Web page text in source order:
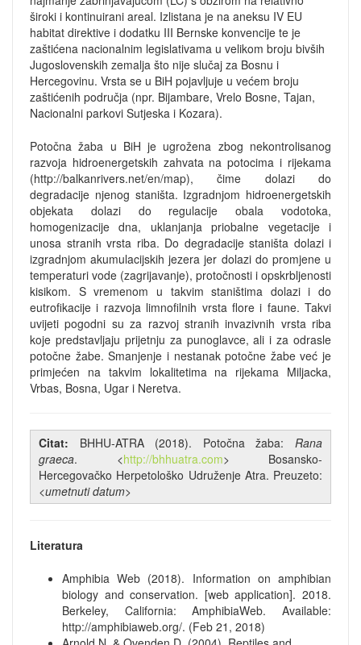
široki i kontinuirani areal. Izlistana je na aneksu IV EU
habitat direktive i dodatku III Bernske konvencije te je
zaštićena nacionalnim legislativama u velikom broju bivših
Jugoslovenskih zemalja što nije slučaj za Bosnu i
Hercegovinu. Vrsta se u BiH pojavljuje u većem broju
zaštićenih područja (npr. Bijambare, Vrelo Bosne, Tajan,
Nacionalni parkovi Sutjeska i Kozara).
Potočna žaba u BiH je ugrožena zbog nekontrolisanog
razvoja hidroenergetskih zahvata na potocima i rijekama
(http://balkanrivers.net/en/map), čime dolazi do
degradacije njenog staništa. Izgradnjom hidroenergetskih
objekata dolazi do regulacije obala vodotoka,
homogenizacije dna, uklanjanja priobalne vegetacije i
unosa stranih vrsta riba. Do degradacije staništa dolazi i
izgradnjom akumulacijskih jezera jer dolazi do promjene u
temperaturi vode (zagrijavanje), protočnosti i opskrbljenosti
kisikom. S vremenom u takvim staništima dolazi i do
eutrofikacije i razvoja limnofilnih vrsta flore i faune. Takvi
uvijeti pogodni su za razvoj stranih invazivnih vrsta riba
koje predstavljaju prijetnju za punoglavce, ali i za odrasle
potočne žabe. Smanjenje i nestanak potočne žabe već je
primjećen na takvim lokalitetima na rijekama Miljacka,
Vrbas, Bosna, Ugar i Neretva.
Citat: BHHU-ATRA (2018). Potočna žaba: Rana
graeca. <http://bhhuatra.com> Bosansko-
Hercegovačko Herpetološko Udruženje Atra. Preuzeto:
<umetnuti datum>
Literatura
Amphibia Web (2018). Information on amphibian
biology and conservation. [web application]. 2018.
Berkeley, California: AmphibiaWeb. Available:
http://amphibiaweb.org/. (Feb 21, 2018)